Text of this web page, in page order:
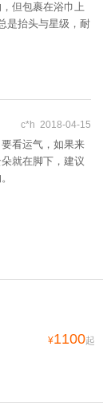
但包裹在浴巾上
是抬头与星级，耐
角度，云涂层与软
c*h 2018-04-15
看运气，如果来
就在脚下，建议
¥1100起